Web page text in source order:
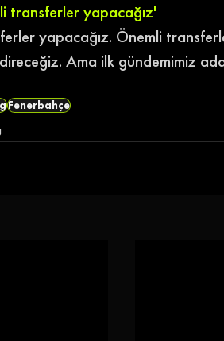
transferler yapacağız'
yapacağız. Önemli
Ama ilk gündemimiz
Fenerbahçe